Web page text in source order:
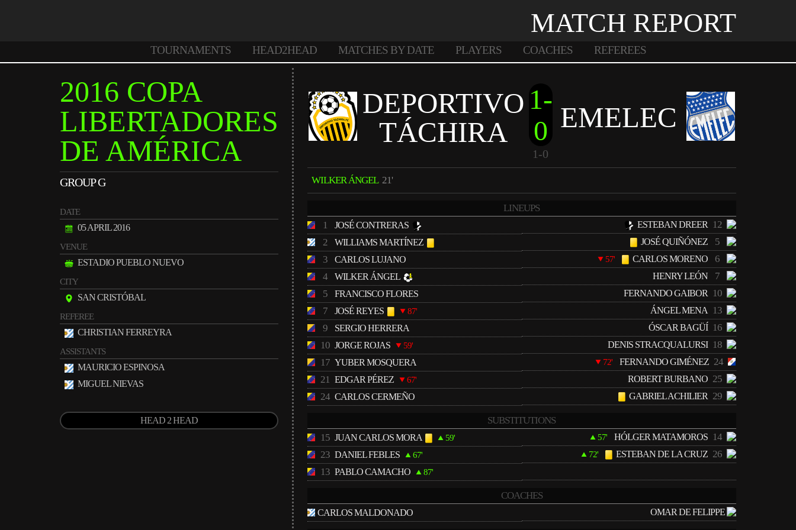
MATCH REPORT
TOURNAMENTS HEAD2HEAD MATCHES BY DATE PLAYERS COACHES REFEREES
2016 COPA
LIBERTADORES
DE AMÉRICA
GROUP G
DATE
05 APRIL 2016
VENUE
ESTADIO PUEBLO NUEVO
CITY
SAN CRISTÓBAL
REFEREE
CHRISTIAN FERREYRA
ASSISTANTS
MAURICIO ESPINOSA
MIGUEL NIEVAS
HEAD 2 HEAD
DEPORTIVO
TÁCHIRA
1-
0
1-0
EMELEC
WILKER ÁNGEL21'
LINEUPS
1
JOSÉ CONTRERAS
2 WILLIAMS MARTÍNEZ
3 CARLOS LUJANO
4 WILKER ÁNGEL
5 FRANCISCO FLORES
7 JOSÉ REYES 87'
9 SERGIO HERRERA
10 JORGE ROJAS 59'
17 YUBER MOSQUERA
21 EDGAR PÉREZ 67'
24 CARLOS CERMEÑO
ESTEBAN DREER 12
JOSÉ QUIÑÓNEZ 5
57' CARLOS MORENO 6
HENRY LEÓN 7
FERNANDO GAIBOR 10
ÁNGEL MENA 13
ÓSCAR BAGÜÍ 16
DENIS STRACQUALURSI 18
72' FERNANDO GIMÉNEZ 24
ROBERT BURBANO 25
GABRIEL ACHILIER 29
SUBSTITUTIONS
15 JUAN CARLOS MORA 59'
23 DANIEL FEBLES 67'
13 PABLO CAMACHO 87'
57' HÓLGER MATAMOROS 14
72' ESTEBAN DE LA CRUZ 26
COACHES
CARLOS MALDONADO OMAR DE FELIPPE